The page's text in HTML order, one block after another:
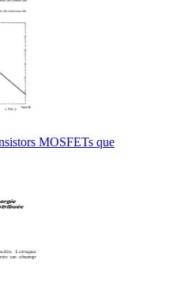
MOSFETs que